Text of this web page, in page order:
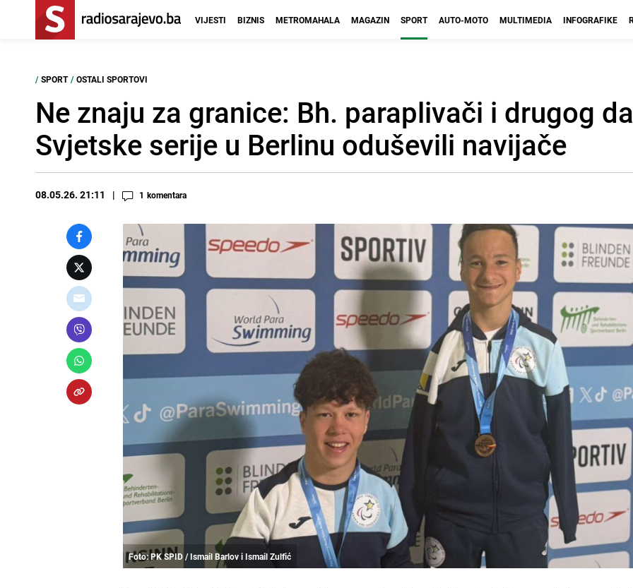
VIJESTI BIZNIS METROMAHALA MAGAZIN SPORT AUTO-MOTO MULTIMEDIA INFOGRAFIKE
/ SPORT / OSTALI SPORTOVI
Ne znaju za granice: Bh. paraplivači i drugog
Svjetske serije u Berlinu oduševili navijače
08.05.26. 21:11 1 komentara
Foto: PK SPID / Ismail Barlov i Ismail Zulfić